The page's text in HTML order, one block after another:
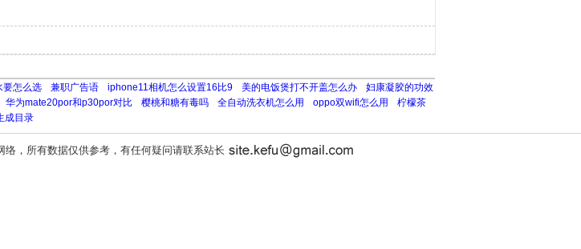
要怎么选 兼职广告语 iphone11相机怎么设置16比9 美的电饭煲打不开盖怎么办
妇康凝胶的功效
华为mate20por和p30por对比 樱桃和糖有毒吗 全自动洗衣机怎么用 oppo双wifi怎么用
柠檬茶
成目录
，所有数据仅供参考，有任何疑问请联系站长